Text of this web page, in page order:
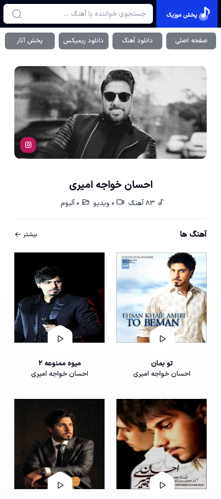
پخش موزیک
صفحه اصلی دانلود آهنگ دانلود ریمیکس پخش آثار
احسان خواجه امیری
83 آهنگ 0 ویدیو 0 آلبوم
آهنگ ها بیشتر
تو بمان
احسان خواجه امیری
میوه ممنوعه 2
احسان خواجه امیری